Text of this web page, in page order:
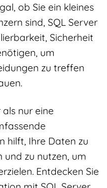
ob Sie ein kleines
sind, SQL Server
Sicherheit
um
zu treffen
als nur eine
hilft, Ihre Daten zu
zu nutzen, um
Entdecken Sie